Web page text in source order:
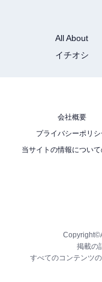
All About
イチオシ
会社概要
プライバシーポリシ
当サイトの情報につい
掲載の
すべてのコンテンツ